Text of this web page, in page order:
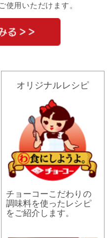
使用いただけます。
オリジナルレシピ
チョーコーこだわりの
調味料を使ったレシピ
をご紹介します。